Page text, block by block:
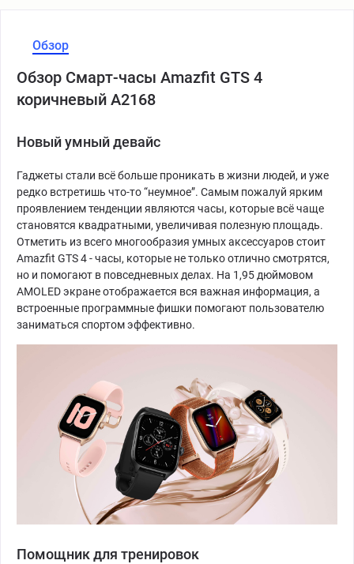
Обзор
Обзор Смарт-часы Amazfit GTS 4
коричневый A2168
Новый умный девайс
Гаджеты стали всё больше проникать в жизни людей, и уже
редко встретишь что-то “неумное”. Самым пожалуй ярким
проявлением тенденции являются часы, которые всё чаще
становятся квадратными, увеличивая полезную площадь.
Отметить из всего многообразия умных аксессуаров стоит
Amazfit GTS 4 - часы, которые не только отлично смотрятся,
но и помогают в повседневных делах. На 1,95 дюймовом
AMOLED экране отображается вся важная информация, а
встроенные программные фишки помогают пользователю
заниматься спортом эффективно.
Помощник для тренировок